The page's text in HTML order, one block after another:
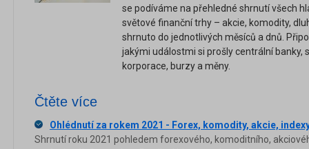
se podíváme na přehledné shrnutí všech
světové finanční trhy – akcie, komodity,
shrnuto do jednotlivých měsíců a dnů.
jakými událostmi si prošly centrální banky,
korporace, burzy a měny.
Čtěte více
Ohlédnutí za rokem 2021 - Forex, komodity, akcie,
Shrnutí roku 2021 pohledem forexového, komoditního,